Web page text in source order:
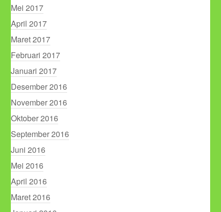
Mei 2017
April 2017
Maret 2017
Februari 2017
Januari 2017
Desember 2016
November 2016
Oktober 2016
September 2016
Juni 2016
Mei 2016
April 2016
Maret 2016